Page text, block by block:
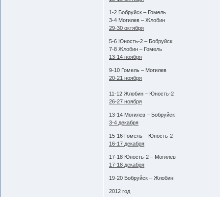
1-2 Бобруйск – Гомель
3-4 Могилев – Жлобин
29-30 октября
5-6 Юность-2 – Бобруйск
7-8 Жлобин – Гомель
13-14 ноября
9-10 Гомель – Могилев
20-21 ноября
11-12 Жлобин – Юность-2
26-27 ноября
13-14 Могилев – Бобруйск
3-4 декабря
15-16 Гомель – Юность-2
16-17 декабря
17-18 Юность-2 – Могилев
17-18 декабря
19-20 Бобруйск – Жлобин
2012 год